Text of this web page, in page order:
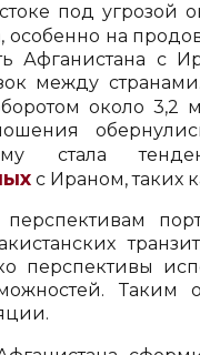
под угрозой
особенно на
Афганистана с
между
около 3,2
стала
с Ираном, таких
перспективы
Таким